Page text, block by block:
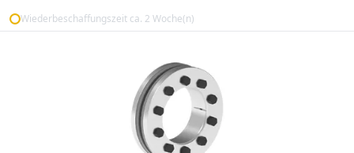
Wiederbeschaffungszeit ca. 2 Woche(n)